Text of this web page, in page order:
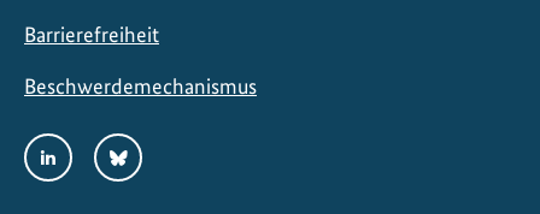
Barrierefreiheit
Beschwerdemechanismus
Social
Media
LinkedInBluesky